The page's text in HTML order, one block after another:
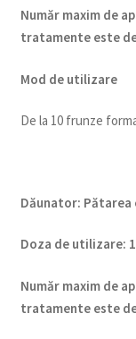
Număr maxim de
tratamente este
Mod de utilizare
De la 10 frunze
Dăunator: Pătarea
Doza de utilizare:
Număr maxim de
tratamente este